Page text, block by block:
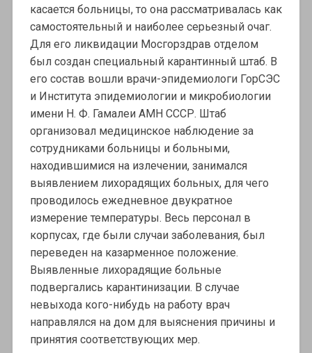
касается больницы, то она рассматривалась как
самостоятельный и наиболее серьезный очаг.
Для его ликвидации Мосгорздрав отделом
был создан специальный карантинный штаб. В
его состав вошли врачи-эпидемиологи ГорСЭС
и Института эпидемиологии и микробиологии
имени Н. Ф. Гамалеи АМН СССР. Штаб
организовал медицинское наблюдение за
сотрудниками больницы и больными,
находившимися на излечении, занимался
выявлением лихорадящих больных, для чего
проводилось ежедневное двукратное
измерение температуры. Весь персонал в
корпусах, где были случаи заболевания, был
переведен на казарменное положение.
Выявленные лихорадящие больные
подвергались карантинизации. В случае
невыхода кого-нибудь на работу врач
направлялся на дом для выяснения причины и
принятия соответствующих мер.